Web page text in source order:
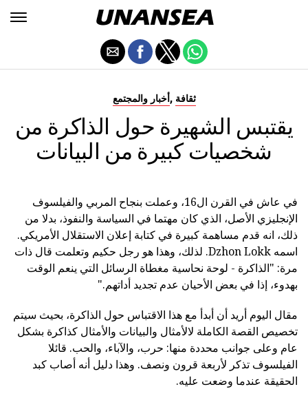
أخبار والمجتمع , ثقافة
يقتبس الشهيرة حول الذاكرة من
شخصيات كبيرة من البيانات
في عاش في القرن ال16، وعملت بنجاح المربي والفيلسوف
الإنجليزي الأصل، الذي كان مهتما في السياسة والنفوذ، بدلا من
ذلك، انه قدم مساهمة كبيرة في كتابة إعلان الاستقلال الأمريكي.
اسمه Dzhon Lokk. لذلك، وهذا هو رجل حكيم وتعلمت قال ذات
مرة: "الذاكرة - لوحة نحاسية مغطاة الرسائل التي ينعم الوقت
بهدوء، إذا في بعض الأحيان عدم تجديد أداتهم."
مقال اليوم أريد أن أبدأ مع هذا الاقتباس حول الذاكرة، بحيث سيتم
تخصيص القصة الكاملة لالأمثال والبيانات والأمثال كذاكرة بشكل
عام وعلى جوانب محددة منها: حرب، والآباء، والحب. قائلا
الفيلسوف تذكر لأربعة قرون ونصف. وهذا دليل أنه أصاب كبد
الحقيقة عندما وضعت عليه.